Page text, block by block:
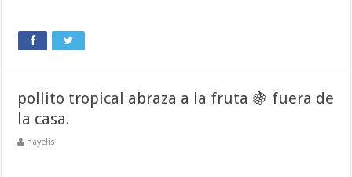
pollito tropical abraza a la fruta 🍇 fuera de
la casa.
nayelis